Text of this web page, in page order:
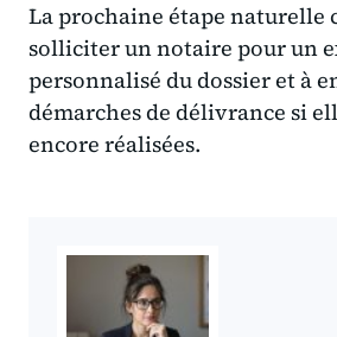
La prochaine étape naturelle
solliciter un notaire pour un
personnalisé du dossier et à
démarches de délivrance si
encore réalisées.